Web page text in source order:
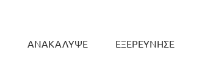
ΑΝΑΚΑΛΥΨΕ ΕΞΕΡΕΥΝΗΣΕ